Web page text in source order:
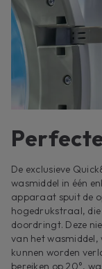
De exclusieve
wasmiddel in één
apparaat spuit de
hogedrukstraal, die
doordringt. Deze
van het
kunnen worden
bereiken op 20°,